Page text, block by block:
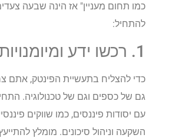
כמו תחום מעניין" אז הינה שבעה
להתחיל:
כדי להצליח בתעשיית הפינטק, אתם
גם של כספים וגם של טכנולוגיה.
עם יסודות פיננסים, כמו שווקים
השקעה וניהול סיכונים. מומלץ להתייעץ